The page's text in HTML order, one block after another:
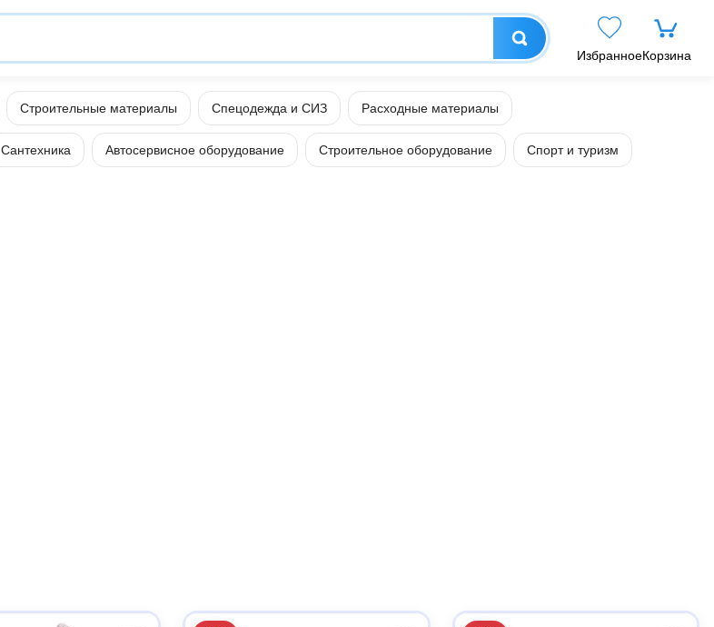
ИзбранноеКорзина
Строительные материалы Спецодежда и СИЗ Расходные материалы
Сантехника Автосервисное оборудование Строительное оборудование Спорт и туризм